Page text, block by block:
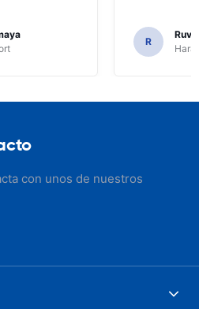
R
con unos de nuestros